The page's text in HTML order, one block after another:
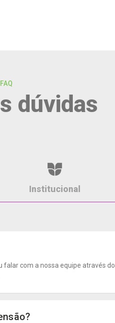
FAQ
dúvidas
Institucional
com a nossa equipe através